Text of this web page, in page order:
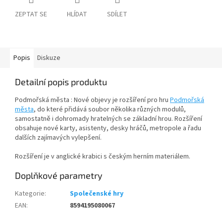
ZEPTAT SE HLÍDAT SDÍLET
Popis Diskuze
Detailní popis produktu
Podmořská města : Nové objevy je rozšíření pro hru Podmořská
města, do které přidává soubor několika různých modulů,
samostatně i dohromady hratelných se základní hrou. Rozšíření
obsahuje nové karty, asistenty, desky hráčů, metropole a řadu
dalších zajímavých vylepšení.
Rozšíření je v anglické krabici s českým herním materiálem.
Doplňkové parametry
Kategorie:
Společenské hry
EAN:
8594195080067